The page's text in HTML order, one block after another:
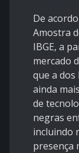
De
Amostra
IBGE, a
mercado
que a dos
ainda
de
negras
incluindo
presença